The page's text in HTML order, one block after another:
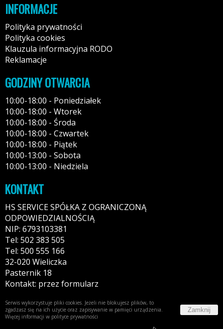
INFORMACJE
Polityka prywatności
Polityka cookies
Klauzula informacyjna RODO
Reklamacje
GODZINY OTWARCIA
10:00-18:00 - Poniedziałek
10:00-18:00 - Wtorek
10:00-18:00 - Środa
10:00-18:00 - Czwartek
10:00-18:00 - Piątek
10:00-13:00 - Sobota
10:00-13:00 - Niedziela
KONTAKT
HS SERVICE SPÓŁKA Z OGRANICZONĄ
ODPOWIEDZIALNOŚCIĄ
NIP: 6793103381
Tel: 502 383 505
Tel: 500 555 166
32-020 Wieliczka
Pasternik 18
Kontakt: przez formularz
Serwis wykorzystuje pliki cookies. Jeżeli nie blokujesz plików, to
zgadzasz się na ich użycie oraz zapisywanie w pamięci urządzenia.
Więcej informacji w polityce prywatności
Zamknij